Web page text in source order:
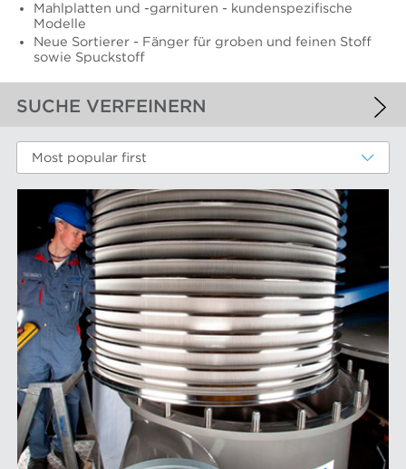
Mahlplatten und -garnituren - kundenspezifische
Modelle
Neue Sortierer - Fänger für groben und feinen Stoff
sowie Spuckstoff
SUCHE VERFEINERN
ANGEWANDTE FILTER
Chemiefasern
WEITERE FILTER
LEISTUNGSKOMPONENTEN
Filterelemente
Refiner-Mahlplatten und Mahlgarnituren
Siebbleche
Siebkörbe
Sortierer-Rotoren
AFT-MARKEN
Aikawa-Technologie
Finebar-Mahlung
Max-Sortierung
POM-Konstantteilsysteme
MÄRKTE
Chemiefasern
Faserstoffmahlung
Lebensmittelsortierung und -trennung
Mechanischer Faserstoff
Papiermaschinen Konstantteil
Prüfung und Labor
Recyclingfasern
Siebkörbe und Mahlplatten für die Industrie
ANLAGE
Konstanter Teil
Sortierer
Stoffaufbereitung
FASERBEARBEITUNG
Most popular first